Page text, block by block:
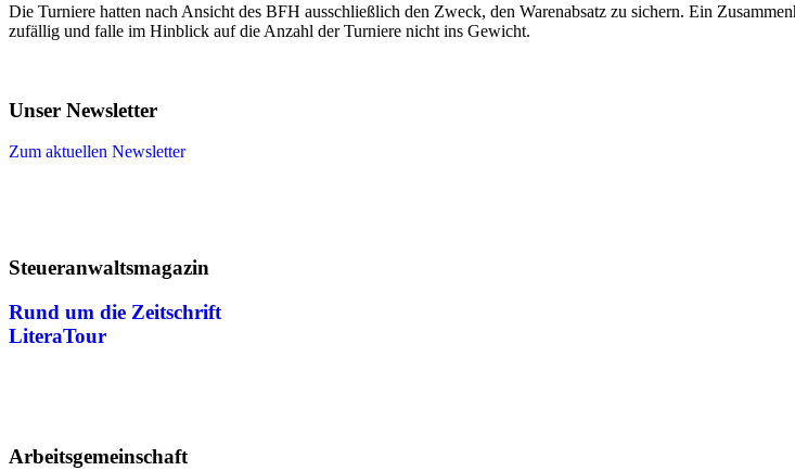
Die Turniere hatten nach Ansicht des BFH ausschließlich den Zweck, den Warenabsatz zu sichern. Ein
zufällig und falle im Hinblick auf die Anzahl der Turniere nicht ins Gewicht.
Unser Newsletter
Zum aktuellen Newsletter
Steueranwaltsmagazin
Rund um die Zeitschrift
LiteraTour
Arbeitsgemeinschaft